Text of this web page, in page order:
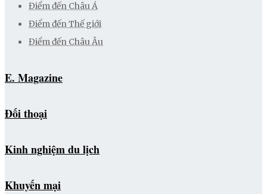
Điểm đến Châu Á
Điểm đến Thế giới
Điểm đến Châu Âu
E. Magazine
Đối thoại
Kinh nghiệm du lịch
Khuyến mại